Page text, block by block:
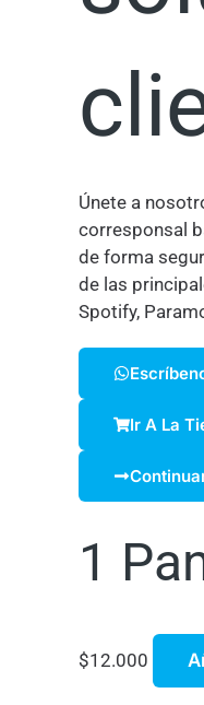
Únete a
corresponsal
de forma
de las
Spotify,
Ir A La
1
$12.000